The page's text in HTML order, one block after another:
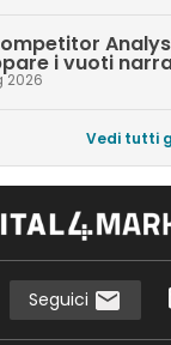
i vuoti
2026
Vedi tutti
Seguici